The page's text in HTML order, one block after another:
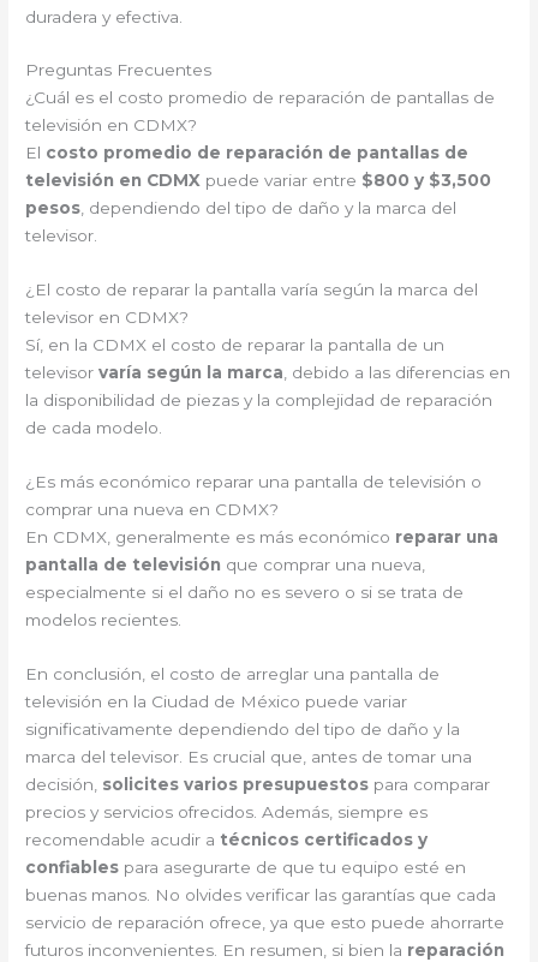
duradera y efectiva.
Preguntas Frecuentes
¿Cuál es el costo promedio de reparación de pantallas de
televisión en CDMX?
El costo promedio de reparación de pantallas de
televisión en CDMX puede variar entre $800 y $3,500
pesos, dependiendo del tipo de daño y la marca del
televisor.
¿El costo de reparar la pantalla varía según la marca del
televisor en CDMX?
Sí, en la CDMX el costo de reparar la pantalla de un
televisorvaría según la marca, debido a las diferencias en
la disponibilidad de piezas y la complejidad de reparación
de cada modelo.
¿Es más económico reparar una pantalla de televisión o
comprar una nueva en CDMX?
En CDMX, generalmente es más económico reparar una
pantalla de televisión que comprar una nueva,
especialmente si el daño no es severo o si se trata de
modelos recientes.
En conclusión, el costo de arreglar una pantalla de
televisión en la Ciudad de México puede variar
significativamente dependiendo del tipo de daño y la
marca del televisor. Es crucial que, antes de tomar una
decisión, solicites varios presupuestos para comparar
precios y servicios ofrecidos. Además, siempre es
recomendable acudir a técnicos certificados y
confiables para asegurarte de que tu equipo esté en
buenas manos. No olvides verificar las garantías que cada
servicio de reparación ofrece, ya que esto puede ahorrarte
futuros inconvenientes. En resumen, si bien la reparación